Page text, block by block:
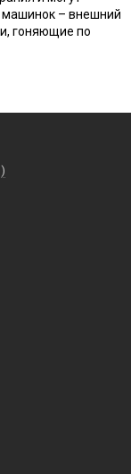
машинок – внешний
гоняющие по